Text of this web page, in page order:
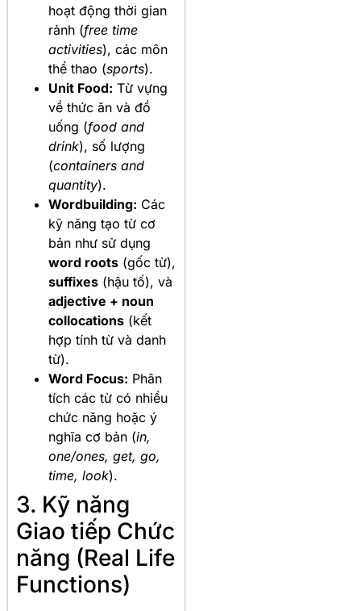
hoạt động thời gian
rảnh (free time
activities), các môn
thể thao (sports).
Unit Food: Từ vựng
về thức ăn và đồ
uống (food and
drink), số lượng
(containers and
quantity).
Wordbuilding: Các
kỹ năng tạo từ cơ
bản như sử dụng
word roots (gốc từ),
suffixes (hậu tố), và
adjective + noun
collocations (kết
hợp tính từ và danh
từ).
Word Focus: Phân
tích các từ có nhiều
chức năng hoặc ý
nghĩa cơ bản (in,
one/ones, get, go,
time, look).
3. Kỹ năng
Giao tiếp Chức
năng (Real Life
Functions)